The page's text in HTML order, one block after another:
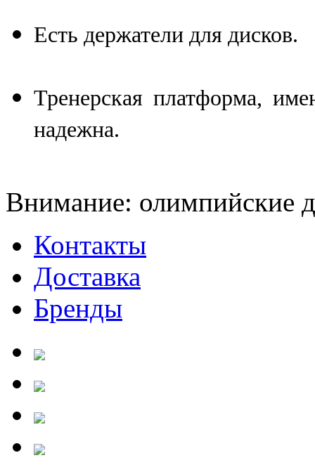
Есть держатели для дисков.
Тренерская платформа,
надежна.
Внимание: олимпийские
Контакты
Доставка
Бренды